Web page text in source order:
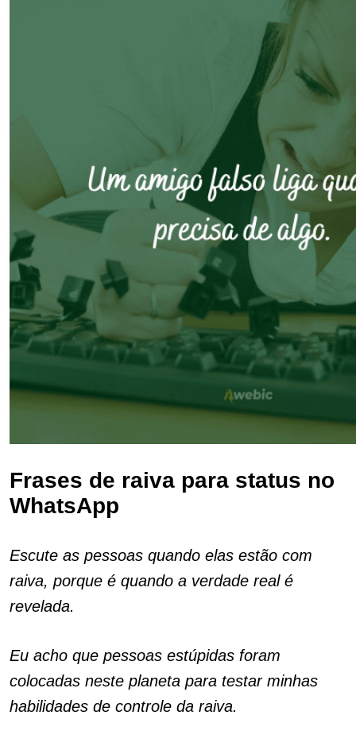
Frases de raiva para status no
WhatsApp
Escute as pessoas quando elas estão com
raiva, porque é quando a verdade real é
revelada.
Eu acho que pessoas estúpidas foram
colocadas neste planeta para testar minhas
habilidades de controle da raiva.